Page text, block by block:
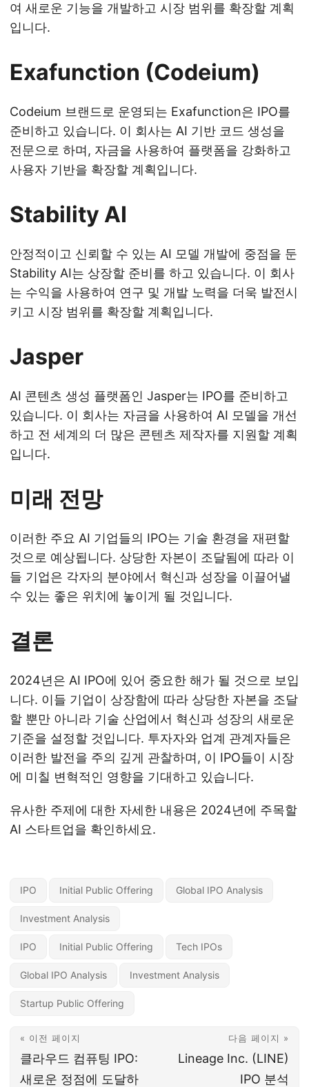
여 새로운 기능을 개발하고 시장 범위를 확장할 계획
입니다.
Exafunction (Codeium)
Codeium 브랜드로 운영되는 Exafunction은 IPO를
준비하고 있습니다. 이 회사는 AI 기반 코드 생성을
전문으로 하며, 자금을 사용하여 플랫폼을 강화하고
사용자 기반을 확장할 계획입니다.
Stability AI
안정적이고 신뢰할 수 있는 AI 모델 개발에 중점을 둔
Stability AI는 상장할 준비를 하고 있습니다. 이 회사
는 수익을 사용하여 연구 및 개발 노력을 더욱 발전시
키고 시장 범위를 확장할 계획입니다.
Jasper
AI 콘텐츠 생성 플랫폼인 Jasper는 IPO를 준비하고
있습니다. 이 회사는 자금을 사용하여 AI 모델을 개선
하고 전 세계의 더 많은 콘텐츠 제작자를 지원할 계획
입니다.
미래 전망
이러한 주요 AI 기업들의 IPO는 기술 환경을 재편할
것으로 예상됩니다. 상당한 자본이 조달됨에 따라 이
들 기업은 각자의 분야에서 혁신과 성장을 이끌어낼
수 있는 좋은 위치에 놓이게 될 것입니다.
결론
2024년은 AI IPO에 있어 중요한 해가 될 것으로 보입
니다. 이들 기업이 상장함에 따라 상당한 자본을 조달
할 뿐만 아니라 기술 산업에서 혁신과 성장의 새로운
기준을 설정할 것입니다. 투자자와 업계 관계자들은
이러한 발전을 주의 깊게 관찰하며, 이 IPO들이 시장
에 미칠 변혁적인 영향을 기대하고 있습니다.
유사한 주제에 대한 자세한 내용은 2024년에 주목할
AI 스타트업을 확인하세요.
IPO Initial Public Offering Global IPO Analysis
Investment Analysis
IPO Initial Public Offering Tech IPOs
Global IPO Analysis Investment Analysis
Startup Public Offering
« 이전 페이지
클라우드 컴퓨팅 IPO:
새로운 정점에 도달하
다음 페이지 »
Lineage Inc. (LINE)
IPO 분석